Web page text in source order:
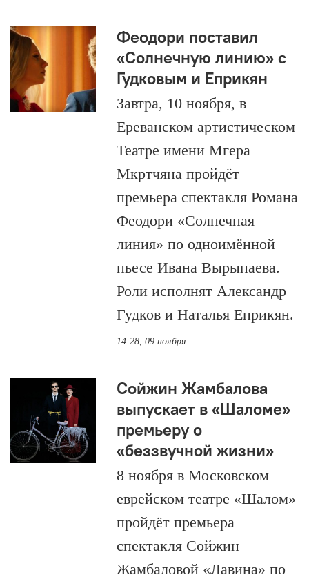
Феодори поставил
«Солнечную линию» с
Гудковым и Еприкян
Завтра, 10 ноября, в
Ереванском артистическом
Театре имени Мгера
Мкртчяна пройдёт
премьера спектакля Романа
Феодори «Солнечная
линия» по одноимённой
пьесе Ивана Вырыпаева.
Роли исполнят Александр
Гудков и Наталья Еприкян.
14:28, 09 ноября
Сойжин Жамбалова
выпускает в «Шаломе»
премьеру о
«беззвучной жизни»
8 ноября в Московском
еврейском театре «Шалом»
пройдёт премьера
спектакля Сойжин
Жамбаловой «Лавина» по